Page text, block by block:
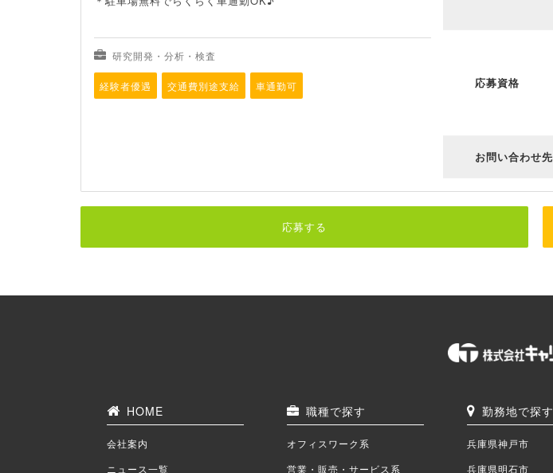
研究開発・分析・検査
経験者優遇 交通費別途支給 車通勤可 応募資格
お問い合わせ先
応募する
HOME
会社案内
ニュース一覧
職種で探す
オフィスワーク系
営業・販売・サービス系
勤務地で探す
兵庫県神戸市
兵庫県明石市